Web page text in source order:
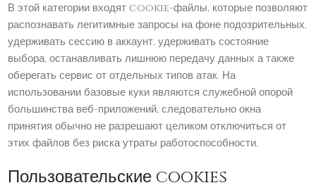
В этой категории входят cookie-файлы, которые позволяют
распознавать легитимные запросы на фоне подозрительных,
удерживать сессию в аккаунт, удерживать состояние
выбора, останавливать лишнюю передачу данных а также
оберегать сервис от отдельных типов атак. На
использовании базовые куки являются служебной опорой
большинства веб-приложений, следовательно окна
принятия обычно не разрешают целиком отключиться от
этих файлов без риска утраты работоспособности.
Пользовательские cookies